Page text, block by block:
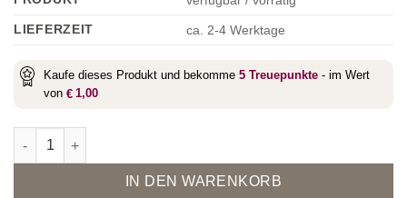
LIEFERZEIT
ca. 2-4 Werktage
Kaufe dieses Produkt und bekomme 5 Treuepunkte - im Wert
von € 1,00
Hydro2 Infusion Cream Menge
IN DEN WARENKORB
Alternative: